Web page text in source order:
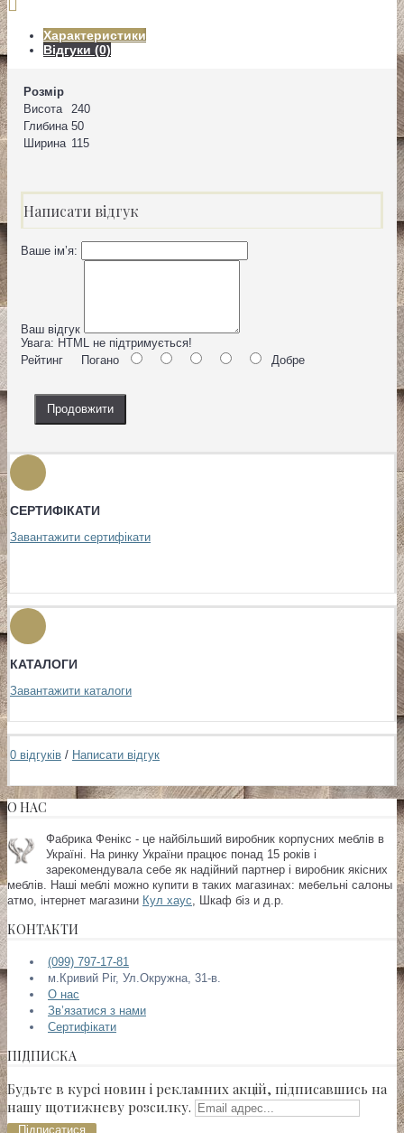
Характеристики
Відгуки (0)
Розмір
Висота
240
Глибина 50
Ширина 115
Написати відгук
Ваше ім’я:
Ваш відгук
Увага: HTML не підтримується!
Рейтинг Погано Добре
Продовжити
СЕРТИФІКАТИ
Завантажити сертифікати
КАТАЛОГИ
Завантажити каталоги
0 відгуків / Написати відгук
О НАС
Фабрика Фенікс - це найбільший виробник корпусних меблів в
Україні. На ринку України працює понад 15 років і
зарекомендувала себе як надійний партнер і виробник якісних
меблів. Наші меблі можно купити в таких магазинах: мебельні салоны
атмо, інтернет магазини Кул хаус , Шкаф біз и д.р.
КОНТАКТИ
(099) 797-17-81
м.Кривий Ріг, Ул.Окружна, 31-в.
О нас
Зв’язатися з нами
Сертифікати
ПІДПИСКА
Будьте в курсі новин і рекламних акцій, підписавшись на
нашу щотижневу розсилку.
Підписатися